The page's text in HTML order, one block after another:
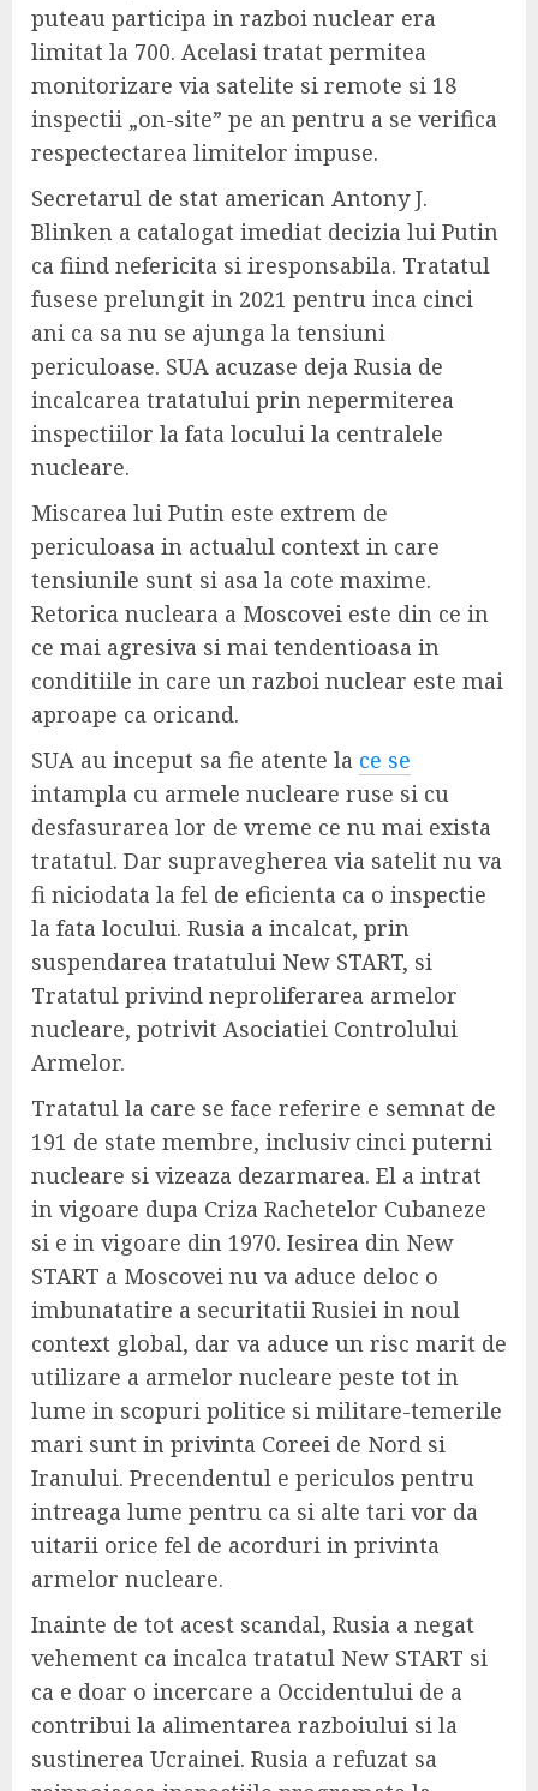
puteau participa in razboi nuclear era
limitat la 700. Acelasi tratat permitea
monitorizare via satelite si remote si 18
inspectii „on-site” pe an pentru a se verifica
respectectarea limitelor impuse.
Secretarul de stat american Antony J.
Blinken a catalogat imediat decizia lui Putin
ca fiind nefericita si iresponsabila. Tratatul
fusese prelungit in 2021 pentru inca cinci
ani ca sa nu se ajunga la tensiuni
periculoase. SUA acuzase deja Rusia de
incalcarea tratatului prin nepermiterea
inspectiilor la fata locului la centralele
nucleare.
Miscarea lui Putin este extrem de
periculoasa in actualul context in care
tensiunile sunt si asa la cote maxime.
Retorica nucleara a Moscovei este din ce in
ce mai agresiva si mai tendentioasa in
conditiile in care un razboi nuclear este mai
aproape ca oricand.
SUA au inceput sa fie atente la ce se
intampla cu armele nucleare ruse si cu
desfasurarea lor de vreme ce nu mai exista
tratatul. Dar supravegherea via satelit nu va
fi niciodata la fel de eficienta ca o inspectie
la fata locului. Rusia a incalcat, prin
suspendarea tratatului New START, si
Tratatul privind neproliferarea armelor
nucleare, potrivit Asociatiei Controlului
Armelor.
Tratatul la care se face referire e semnat de
191 de state membre, inclusiv cinci puterni
nucleare si vizeaza dezarmarea. El a intrat
in vigoare dupa Criza Rachetelor Cubaneze
si e in vigoare din 1970. Iesirea din New
START a Moscovei nu va aduce deloc o
imbunatatire a securitatii Rusiei in noul
context global, dar va aduce un risc marit de
utilizare a armelor nucleare peste tot in
lume in scopuri politice si militare-temerile
mari sunt in privinta Coreei de Nord si
Iranului. Precendentul e periculos pentru
intreaga lume pentru ca si alte tari vor da
uitarii orice fel de acorduri in privinta
armelor nucleare.
Inainte de tot acest scandal, Rusia a negat
vehement ca incalca tratatul New START si
ca e doar o incercare a Occidentului de a
contribui la alimentarea razboiului si la
sustinerea Ucrainei. Rusia a refuzat sa